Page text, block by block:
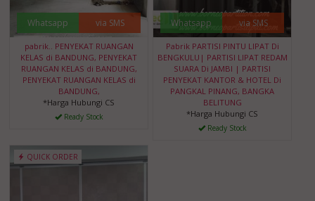
Whatsapp via SMS
pabrik.. PENYEKAT RUANGAN
KELAS di BANDUNG, PENYEKAT
RUANGAN KELAS di BANDUNG,
PENYEKAT RUANGAN KELAS di
BANDUNG,
*Harga Hubungi CS
Ready Stock
Whatsapp via SMS
Pabrik PARTISI PINTU LIPAT Di
BENGKULU| PARTISI LIPAT REDAM
SUARA Di JAMBI | PARTISI
PENYEKAT KANTOR & HOTEL Di
PANGKAL PINANG, BANGKA
BELITUNG
*Harga Hubungi CS
Ready Stock
QUICK ORDER